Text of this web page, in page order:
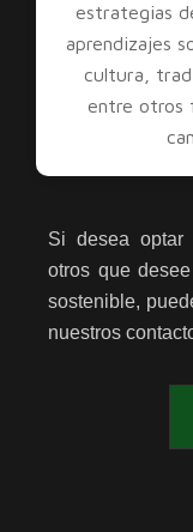
estrategias
aprendizajes
cultura,
entre otros
Si desea optar
otros que
sostenible,
nuestros